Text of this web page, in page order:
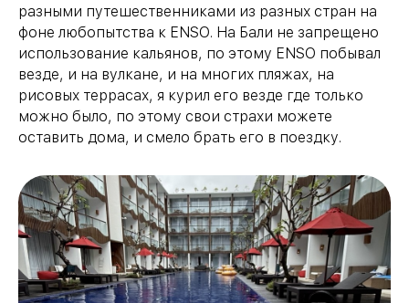
разными путешественниками из разных стран на
фоне любопытства к ENSO. На Бали не запрещено
использование кальянов, по этому ENSO побывал
везде, и на вулкане, и на многих пляжах, на
рисовых террасах, я курил его везде где только
можно было, по этому свои страхи можете
оставить дома, и смело брать его в поездку.